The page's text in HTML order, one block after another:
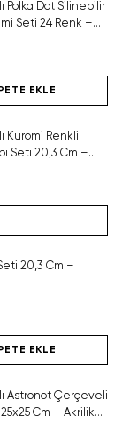
Polka Dot Silinebilir
Seti 24 Renk –
EKLE
Kuromi Renkli
Seti 20,3 Cm –
20,3 Cm –
EKLE
Astronot Çerçeveli
Cm – Akrilik